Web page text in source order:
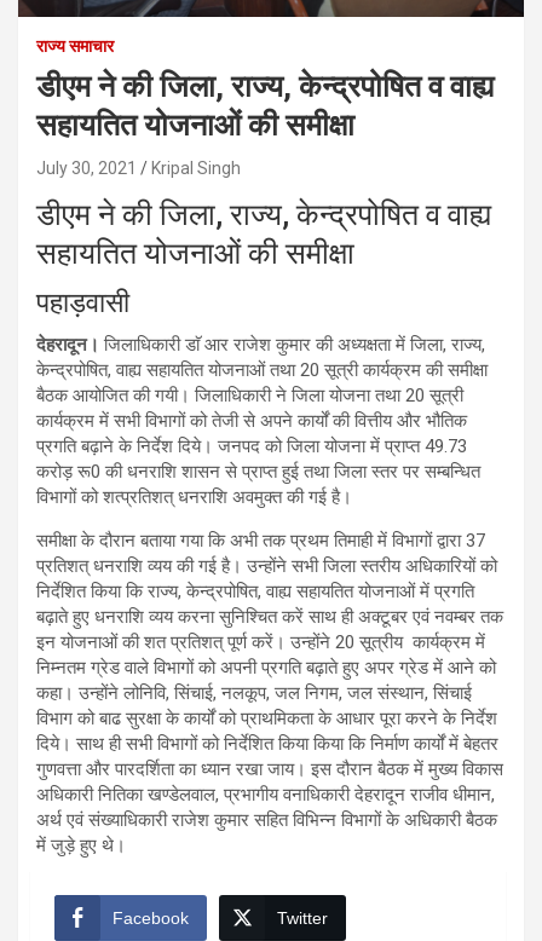
राज्य समाचार
डीएम ने की जिला, राज्य, केन्द्रपोषित व वाह्य
सहायतित योजनाओं की समीक्षा
July 30, 2021 Kripal Singh
डीएम ने की जिला, राज्य, केन्द्रपोषित व वाह्य
सहायतित योजनाओं की समीक्षा
पहाड़वासी
देहरादून। जिलाधिकारी डाॅ आर राजेश कुमार की अध्यक्षता में जिला, राज्य,
केन्द्रपोषित, वाह्य सहायतित योजनाओं तथा 20 सूत्री कार्यक्रम की समीक्षा
बैठक आयोजित की गयी। जिलाधिकारी ने जिला योजना तथा 20 सूत्री
कार्यक्रम में सभी विभागों को तेजी से अपने कार्यों की वित्तीय और भौतिक
प्रगति बढ़ाने के निर्देश दिये। जनपद को जिला योजना में प्राप्त 49.73
करोड़ रू0 की धनराशि शासन से प्राप्त हुई तथा जिला स्तर पर सम्बन्धित
विभागों को शत्प्रतिशत् धनराशि अवमुक्त की गई है।
समीक्षा के दौरान बताया गया कि अभी तक प्रथम तिमाही में विभागों द्वारा 37
प्रतिशत् धनराशि व्यय की गई है। उन्होंने सभी जिला स्तरीय अधिकारियों को
निर्देशित किया कि राज्य, केन्द्रपोषित, वाह्य सहायतित योजनाओं में प्रगति
बढ़ाते हुए धनराशि व्यय करना सुनिश्चित करें साथ ही अक्टूबर एवं नवम्बर तक
इन योजनाओं की शत प्रतिशत् पूर्ण करें। उन्होंने 20 सूत्रीय कार्यक्रम में
निम्नतम ग्रेड वाले विभागों को अपनी प्रगति बढ़ाते हुए अपर ग्रेड में आने को
कहा। उन्होंने लोनिवि, सिंचाई, नलकूप, जल निगम, जल संस्थान, सिंचाई
विभाग को बाढ सुरक्षा के कार्यों को प्राथमिकता के आधार पूरा करने के निर्देश
दिये। साथ ही सभी विभागों को निर्देशित किया किया कि निर्माण कार्यों में बेहतर
गुणवत्ता और पारदर्शिता का ध्यान रखा जाय। इस दौरान बैठक में मुख्य विकास
अधिकारी नितिका खण्डेलवाल, प्रभागीय वनाधिकारी देहरादून राजीव धीमान,
अर्थ एवं संख्याधिकारी राजेश कुमार सहित विभिन्न विभागों के अधिकारी बैठक
में जुड़े हुए थे।
Facebook Twitter